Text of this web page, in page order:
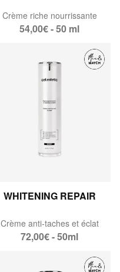
Crème riche nourrissante
54,00€ - 50 ml
WHITENING REPAIR
Crème anti-taches et éclat
72,00€ - 50ml